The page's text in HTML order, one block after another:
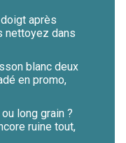
après
nettoyez dans
blanc deux
en promo,
long grain ?
ruine tout,